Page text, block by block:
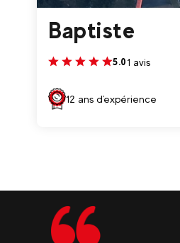
Baptiste
5.01 avis
12 ans d'expérience